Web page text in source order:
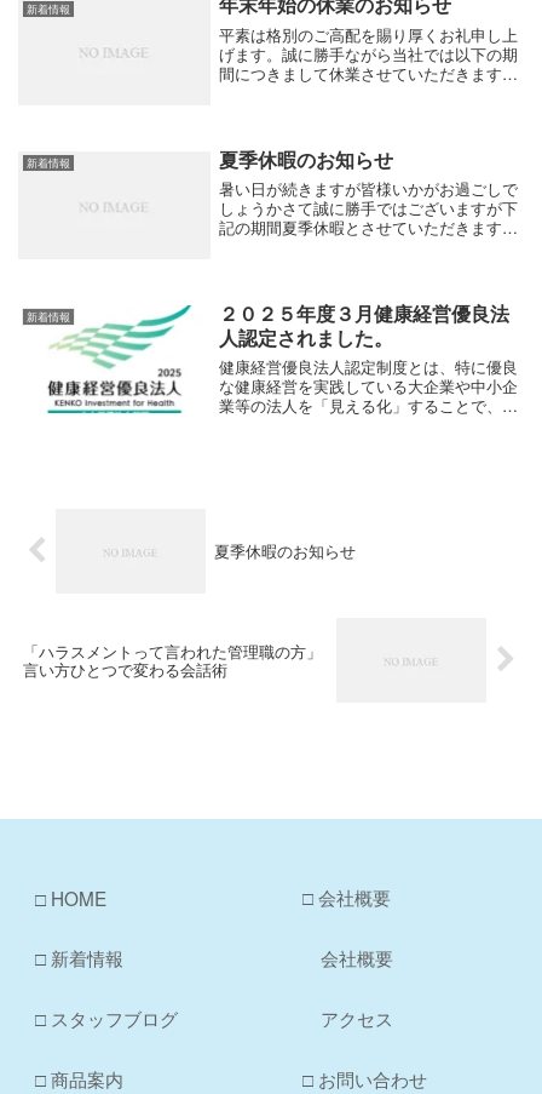
新着情報
平素は格別のご高配を賜り厚くお礼申し上
げます。誠に勝手ながら当社では以下の期
間につきまして休業させていただきます。
新着情報 夏季休暇のお知らせ
暑い日が続きますが皆様いかがお過ごしで
しょうかさて誠に勝手ではございますが下
記の期間夏季休暇とさせていただきます。
新着情報
２０２５年度３月健康経営優良法
人認定されました。
健康経営優良法人認定制度とは、特に優良
な健康経営を実践している大企業や中小企
業等の法人を「見える化」することで、従
夏季休暇のお知らせ
「ハラスメントって言われた管理職の方」
言い方ひとつで変わる会話術
□ HOME
□ 新着情報
□ スタッフブログ
□ 商品案内
□ 会社概要
会社概要
アクセス
□ お問い合わせ